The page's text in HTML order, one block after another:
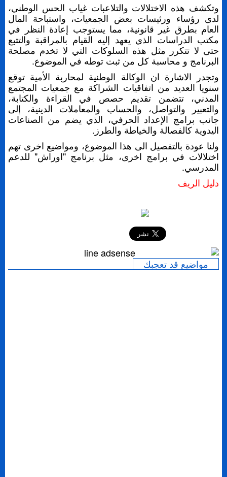
وتكشف هذه الاختلالات والتلاعبات غياب الحس الوطني،
لدى رؤساء ورئيسات بعض الجمعيات، واستباحة المال
العام بطرق غير قانونية، مما يستوجب إعادة النظر في
مكتب الدراسات الذي يعهد إليه القيام بالمراقبة والتتبع
حتى لا تتكرر مثل هذه السلوكات التي لا تخدم مصلحة
البرنامج و محاسبة كل من ثبت توطه في الموضوع.
وتجدر الاشارة ان الوكالة الوطنية لمحاربة الأمية توقع
سنويا العديد من اتفاقيات الشراكة مع جمعيات المجتمع
المدني، تتضمن تقديم حصص في القراءة والكتابة،
والتعبير والتواصل، والحساب والمعاملات الدينية، إلى
جانب برامج الإعداد الحرفي، الذي يضم من الصناعات
اليدوية كالفصالة والخياطة والطرز.
ولنا عودة بالتفصيل الى هذا الموضوع، ومواضيع اخرى تهم
اختلالات في برامج اخرى، مثل برنامج "اوراش" للدعم
المدرسي.
دليل الريف
مواضيع قد تعجبك